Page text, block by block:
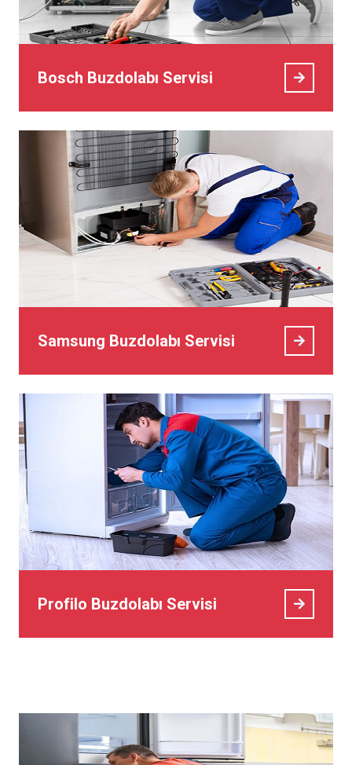
Bosch Buzdolabı Servisi
Samsung Buzdolabı Servisi
Profilo Buzdolabı Servisi